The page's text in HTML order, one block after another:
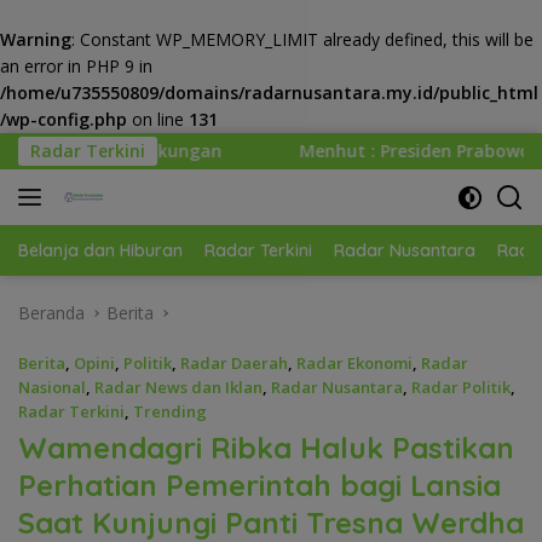
Warning: Constant WP_MEMORY_LIMIT already defined, this will be
an error in PHP 9 in
/home/u735550809/domains/radarnusantara.my.id/public_html
/wp-config.php on line 131
Langsung
ke
konten
Radar Terkini
Menhut : Presiden Prabowo Minta Kemenhut Bangun
Belanja dan Hiburan Radar Terkini Radar Nusantara
Beranda Berita
Berita, Opini, Politik, Radar Daerah, Radar Ekonomi, Radar
Nasional, Radar News dan Iklan, Radar Nusantara, Radar Politik,
Radar Terkini, Trending
Wamendagri Ribka Haluk Pastikan
Perhatian Pemerintah bagi Lansia
Saat Kunjungi Panti Tresna Werdha